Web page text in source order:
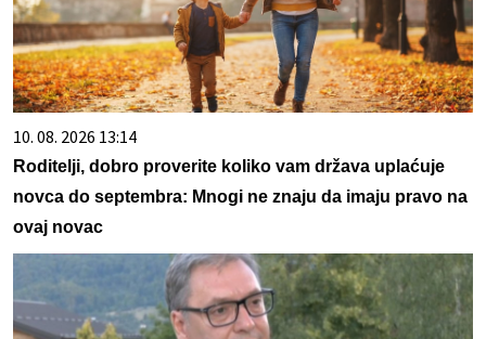
10. 08. 2026 13:14
Roditelji, dobro proverite koliko vam država uplaćuje
novca do septembra: Mnogi ne znaju da imaju pravo na
ovaj novac